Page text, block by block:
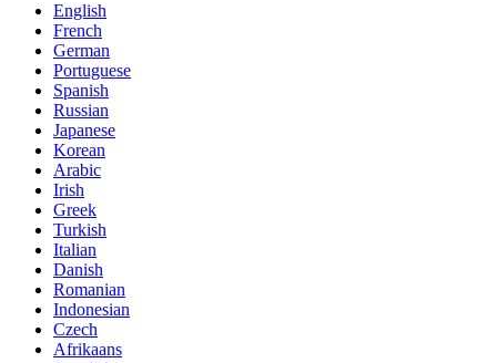
English
French
German
Portuguese
Spanish
Russian
Japanese
Korean
Arabic
Irish
Greek
Turkish
Italian
Danish
Romanian
Indonesian
Czech
Afrikaans